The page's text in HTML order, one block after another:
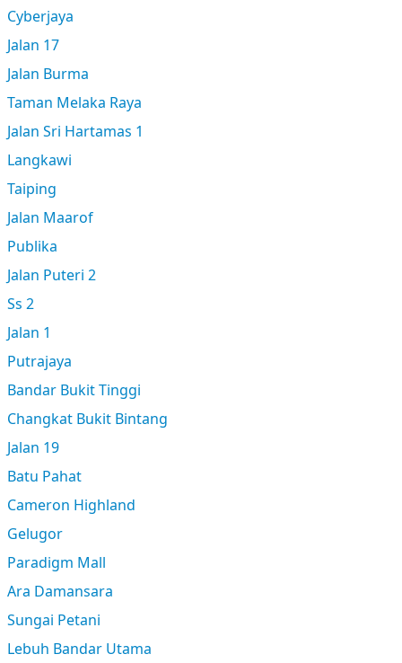
Cyberjaya
Jalan 17
Jalan Burma
Taman Melaka Raya
Jalan Sri Hartamas 1
Langkawi
Taiping
Jalan Maarof
Publika
Jalan Puteri 2
Ss 2
Jalan 1
Putrajaya
Bandar Bukit Tinggi
Changkat Bukit Bintang
Jalan 19
Batu Pahat
Cameron Highland
Gelugor
Paradigm Mall
Ara Damansara
Sungai Petani
Lebuh Bandar Utama